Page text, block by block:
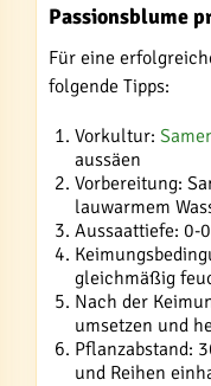
Passionsblume
Für eine
folgende Tipps:
Vorkultur:
aussäen
Vorbereitung:
lauwarmem
Aussaattiefe: 0-
gleichmäßig
Nach der
umsetzen und
Pflanzabstand:
und Reihen